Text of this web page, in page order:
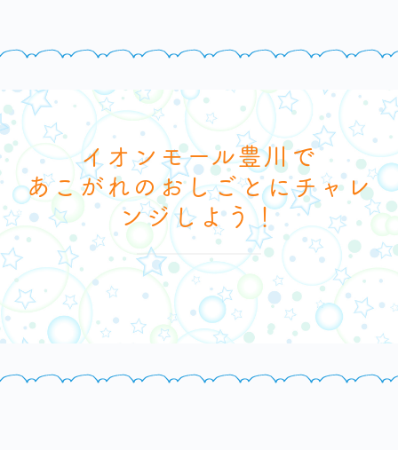
イオンモール豊川で
あこがれのおしごとにチャレ
ンジしよう！